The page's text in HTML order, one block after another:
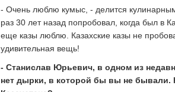
- Очень люблю кумыс, - делится
раз 30 лет назад попробовал, когда был в
еще казы люблю. Казахские казы не
удивительная вещь!
- Станислав Юрьевич, в одном из
нет дырки, в которой бы вы не бывали.